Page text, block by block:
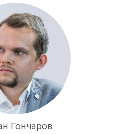
«Пятнадцать лет
пути»,
отметил,
малоизвестной
социально-
ФГРР учатся около
специалистов.
определил
энергией, –